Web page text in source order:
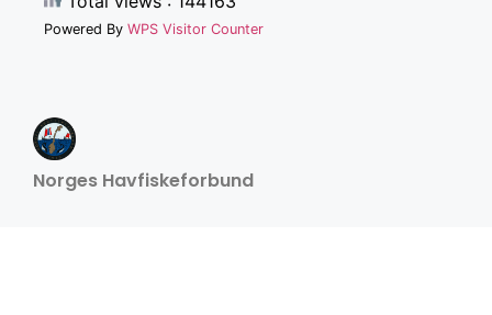
Powered By WPS Visitor Counter
Norges Havfiskeforbund